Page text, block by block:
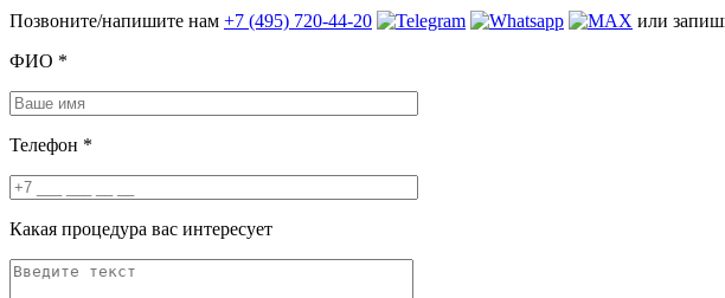
Позвоните/напишите нам +7 (495) 720-44-20
или
ФИО *
Телефон *
Какая процедура вас интересует